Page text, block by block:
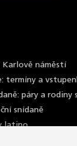
Karlově náměstí
termíny a
páry a rodiny
snídaně
latino